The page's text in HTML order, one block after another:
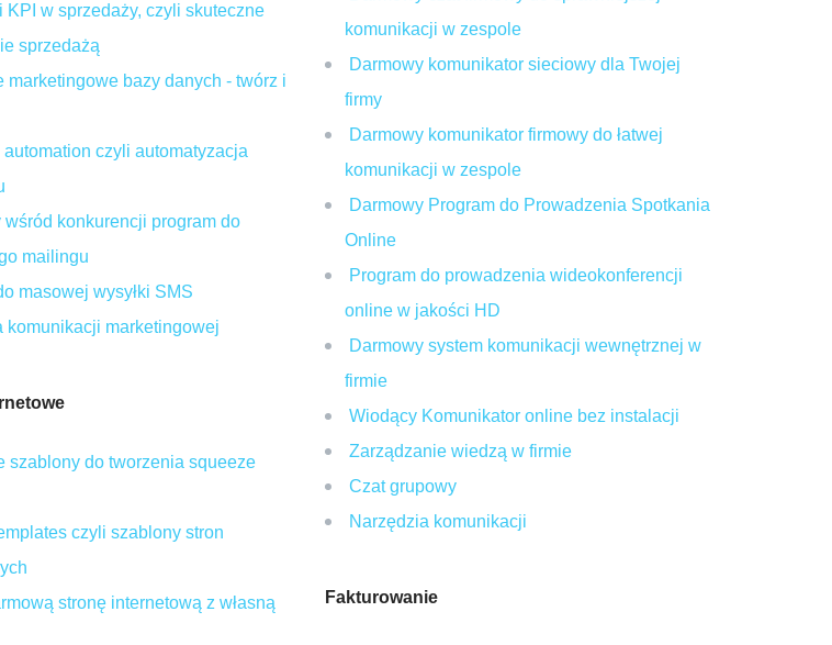
KPI w sprzedaży, czyli skuteczne
sprzedażą
marketingowe bazy danych - twórz i
automation czyli automatyzacja
wśród konkurencji program do
mailingu
masowej wysyłki SMS
komunikacji marketingowej
szablony do tworzenia squeeze
czyli szablony stron
stronę internetową z własną
komunikacji w zespole
Darmowy komunikator sieciowy dla Twojej
firmy
Darmowy komunikator firmowy do łatwej
komunikacji w zespole
Darmowy Program do Prowadzenia Spotkania
Online
Program do prowadzenia wideokonferencji
online w jakości HD
Darmowy system komunikacji wewnętrznej w
firmie
Wiodący Komunikator online bez instalacji
Zarządzanie wiedzą w firmie
Czat grupowy
Narzędzia komunikacji
Fakturowanie